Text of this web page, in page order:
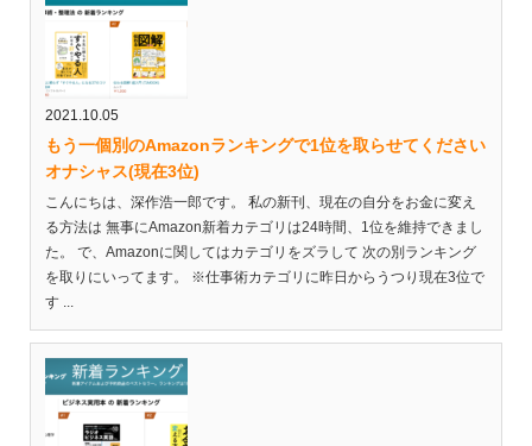
2021.10.05
もう一個別のAmazonランキングで1位を取らせてください
オナシャス(現在3位)
こんにちは、深作浩一郎です。 私の新刊、現在の自分をお金に変え
る方法は 無事にAmazon新着カテゴリは24時間、1位を維持できまし
た。 で、Amazonに関してはカテゴリをズラして 次の別ランキング
を取りにいってます。 ※仕事術カテゴリに昨日からうつり現在3位で
す ...